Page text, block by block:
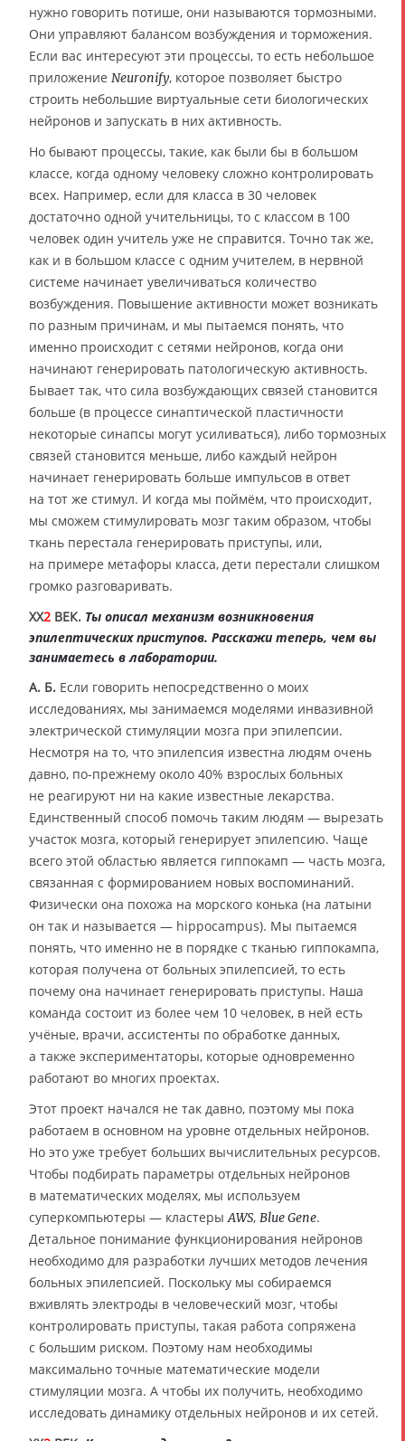
нужно говорить потише, они называются тормозными.
Они управляют балансом возбуждения и торможения.
Если вас интересуют эти процессы, то есть небольшое
приложение Neuronify, которое позволяет быстро
строить небольшие виртуальные сети биологических
нейронов и запускать в них активность.
Но бывают процессы, такие, как были бы в большом
классе, когда одному человеку сложно контролировать
всех. Например, если для класса в 30 человек
достаточно одной учительницы, то с классом в 100
человек один учитель уже не справится. Точно так же,
как и в большом классе с одним учителем, в нервной
системе начинает увеличиваться количество
возбуждения. Повышение активности может возникать
по разным причинам, и мы пытаемся понять, что
именно происходит с сетями нейронов, когда они
начинают генерировать патологическую активность.
Бывает так, что сила возбуждающих связей становится
больше (в процессе синаптической пластичности
некоторые синапсы могут усиливаться), либо тормозных
связей становится меньше, либо каждый нейрон
начинает генерировать больше импульсов в ответ
на тот же стимул. И когда мы поймём, что происходит,
мы сможем стимулировать мозг таким образом, чтобы
ткань перестала генерировать приступы, или,
на примере метафоры класса, дети перестали слишком
громко разговаривать.
XX2 ВЕК. Ты описал механизм возникновения
эпилептических приступов. Расскажи теперь, чем вы
занимаетесь в лаборатории.
А. Б. Если говорить непосредственно о моих
исследованиях, мы занимаемся моделями инвазивной
электрической стимуляции мозга при эпилепсии.
Несмотря на то, что эпилепсия известна людям очень
давно, по-прежнему около 40% взрослых больных
не реагируют ни на какие известные лекарства.
Единственный способ помочь таким людям — вырезать
участок мозга, который генерирует эпилепсию. Чаще
всего этой областью является гиппокамп — часть мозга,
связанная с формированием новых воспоминаний.
Физически она похожа на морского конька (на латыни
он так и называется — hippocampus). Мы пытаемся
понять, что именно не в порядке с тканью гиппокампа,
которая получена от больных эпилепсией, то есть
почему она начинает генерировать приступы. Наша
команда состоит из более чем 10 человек, в ней есть
учёные, врачи, ассистенты по обработке данных,
а также экспериментаторы, которые одновременно
работают во многих проектах.
Этот проект начался не так давно, поэтому мы пока
работаем в основном на уровне отдельных нейронов.
Но это уже требует больших вычислительных ресурсов.
Чтобы подбирать параметры отдельных нейронов
в математических моделях, мы используем
суперкомпьютеры — кластерыAWS, Blue Gene.
Детальное понимание функционирования нейронов
необходимо для разработки лучших методов лечения
больных эпилепсией. Поскольку мы собираемся
вживлять электроды в человеческий мозг, чтобы
контролировать приступы, такая работа сопряжена
с большим риском. Поэтому нам необходимы
максимально точные математические модели
стимуляции мозга. А чтобы их получить, необходимо
исследовать динамику отдельных нейронов и их сетей.